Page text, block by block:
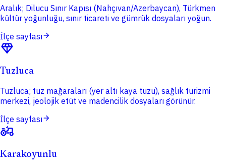
Aralık; Dilucu Sınır Kapısı (Nahçıvan/Azerbaycan), Türkmen
kültür yoğunluğu, sınır ticareti ve gümrük dosyaları yoğun.
İlçe sayfasıarrow_forward
diamond
Tuzluca
Tuzluca; tuz mağaraları (yer altı kaya tuzu), sağlık turizmi
merkezi, jeolojik etüt ve madencilik dosyaları görünür.
İlçe sayfasıarrow_forward
agriculture
Karakoyunlu